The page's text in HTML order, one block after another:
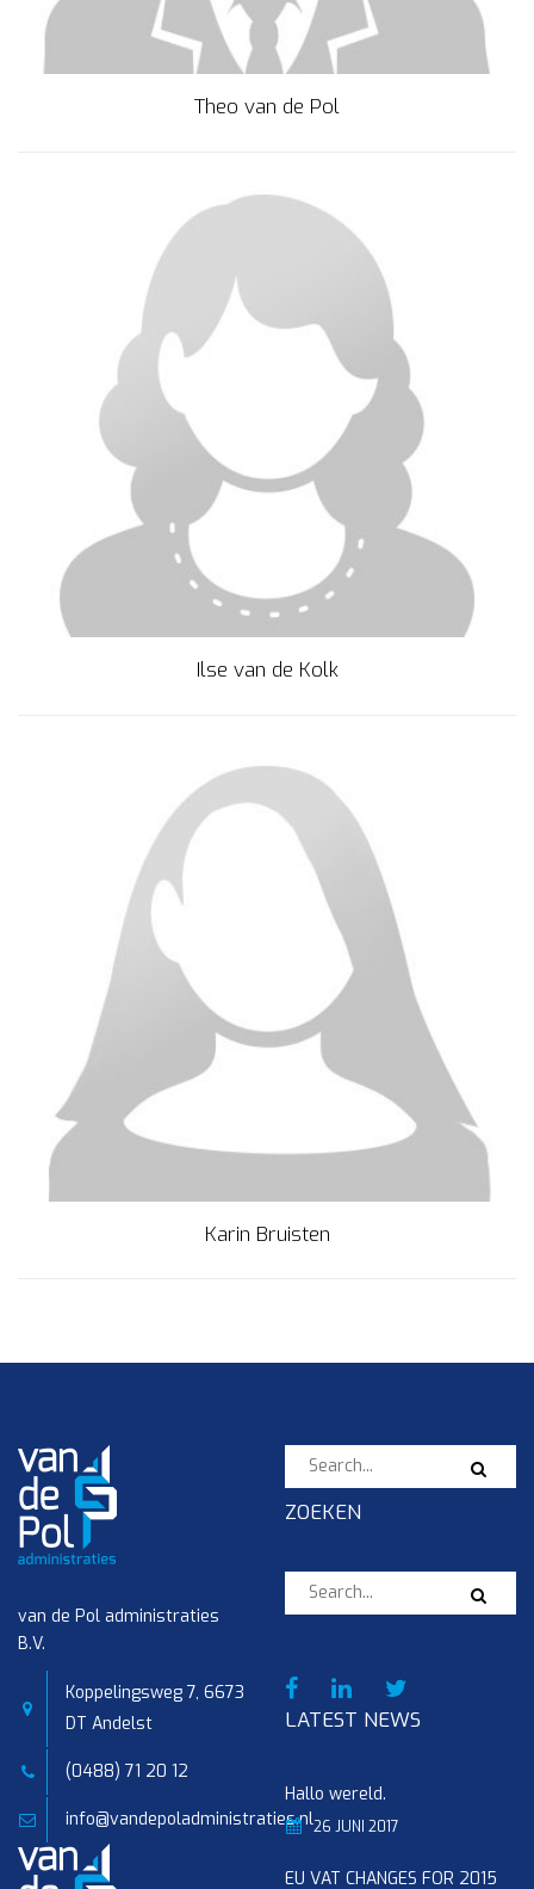
Theo van de Pol
Ilse van de Kolk
Karin Bruisten
van de Pol administraties
B.V.
Koppelingsweg 7, 6673
DT Andelst
(0488) 71 20 12
info@vandepoladministraties.nl
ZOEKEN
LATEST NEWS
Hallo wereld.
26 JUNI 2017
EU VAT CHANGES FOR 2015